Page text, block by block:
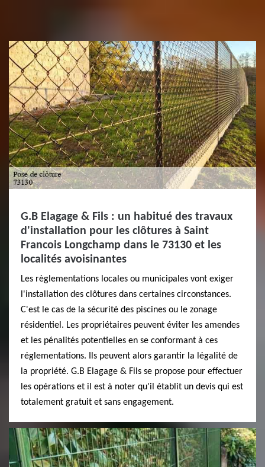
G.B Elagage & Fils : un habitué des travaux
d'installation pour les clôtures à Saint
Francois Longchamp dans le 73130 et les
localités avoisinantes
Les règlementations locales ou municipales vont exiger
l'installation des clôtures dans certaines circonstances.
C'est le cas de la sécurité des piscines ou le zonage
résidentiel. Les propriétaires peuvent éviter les amendes
et les pénalités potentielles en se conformant à ces
réglementations. Ils peuvent alors garantir la légalité de
la propriété. G.B Elagage & Fils se propose pour effectuer
les opérations et il est à noter qu'il établit un devis qui est
totalement gratuit et sans engagement.